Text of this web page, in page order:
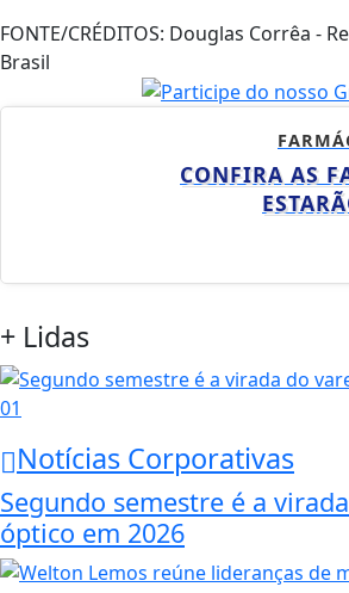
FONTE/CRÉDITOS: Douglas Corrêa -
Brasil
CONFIRA AS
+ Lidas
01
Notícias Corporativas
Segundo semestre é a
óptico em 2026